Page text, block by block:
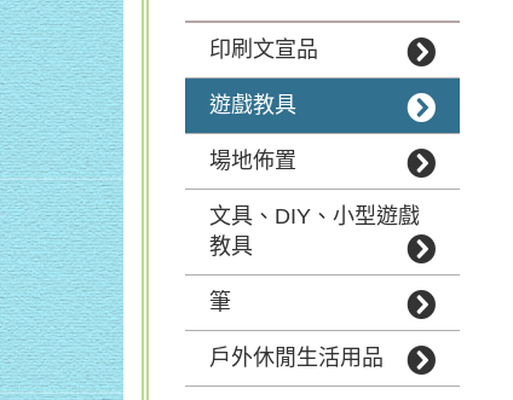
印刷文宣品
遊戲教具
場地佈置
文具、DIY、小型遊戲
教具
筆
戶外休閒生活用品